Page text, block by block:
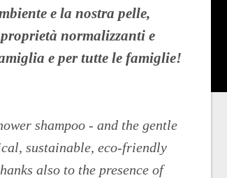
e la nostra pelle,
normalizzanti e
e per tutte le famiglie!
shampoo - and the gentle
sustainable, eco-friendly
also to the presence of